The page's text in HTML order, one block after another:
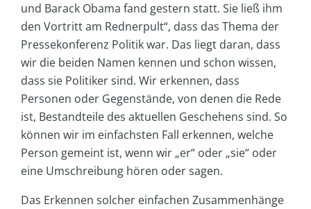
und Barack Obama fand gestern statt. Sie ließ ihm
den Vortritt am Rednerpult“, dass das Thema der
Pressekonferenz Politik war. Das liegt daran, dass
wir die beiden Namen kennen und schon wissen,
dass sie Politiker sind. Wir erkennen, dass
Personen oder Gegenstände, von denen die Rede
ist, Bestandteile des aktuellen Geschehens sind. So
können wir im einfachsten Fall erkennen, welche
Person gemeint ist, wenn wir „er“ oder „sie“ oder
eine Umschreibung hören oder sagen.
Das Erkennen solcher einfachen Zusammenhänge